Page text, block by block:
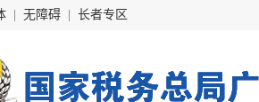
无障碍 长者专区